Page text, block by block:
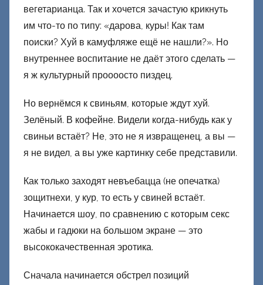
вегетарианца. Так и хочется зачастую крикнуть
им что-то по типу: «дарова, куры! Как там
поиски? Хуй в камуфляже ещё не нашли?». Но
внутреннее воспитание не даёт этого сделать —
я ж культурный проооосто пиздец.
Но вернёмся к свиньям, которые ждут хуй.
Зелёный. В кофейне. Видели когда-нибудь как у
свиньи встаёт? Не, это не я извращенец, а вы —
я не видел, а вы уже картинку себе представили.
Как только заходят невъебацца (не опечатка)
зощитнехи, у кур, то есть у свиней встаёт.
Начинается шоу, по сравнению с которым секс
жабы и гадюки на большом экране — это
высококачественная эротика.
Сначала начинается обстрел позиций